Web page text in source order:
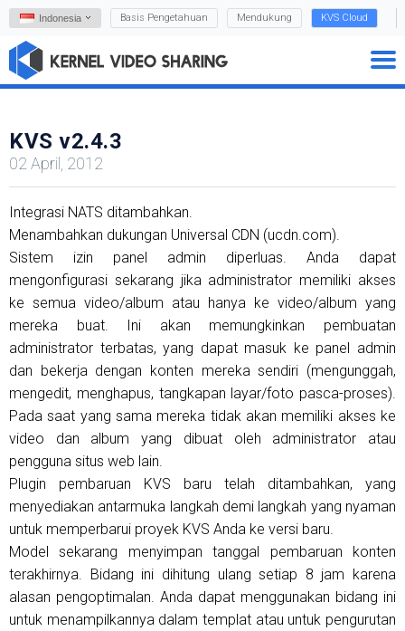
Indonesia Basis Pengetahuan Mendukung KVS Cloud
KVS v2.4.3
02 April, 2012
Integrasi NATS ditambahkan.
Menambahkan dukungan Universal CDN (ucdn.com).
Sistem izin panel admin diperluas. Anda dapat
mengonfigurasi sekarang jika administrator memiliki akses
ke semua video/album atau hanya ke video/album yang
mereka buat. Ini akan memungkinkan pembuatan
administrator terbatas, yang dapat masuk ke panel admin
dan bekerja dengan konten mereka sendiri (mengunggah,
mengedit, menghapus, tangkapan layar/foto pasca-proses).
Pada saat yang sama mereka tidak akan memiliki akses ke
video dan album yang dibuat oleh administrator atau
pengguna situs web lain.
Plugin pembaruan KVS baru telah ditambahkan, yang
menyediakan antarmuka langkah demi langkah yang nyaman
untuk memperbarui proyek KVS Anda ke versi baru.
Model sekarang menyimpan tanggal pembaruan konten
terakhirnya. Bidang ini dihitung ulang setiap 8 jam karena
alasan pengoptimalan. Anda dapat menggunakan bidang ini
untuk menampilkannya dalam templat atau untuk pengurutan